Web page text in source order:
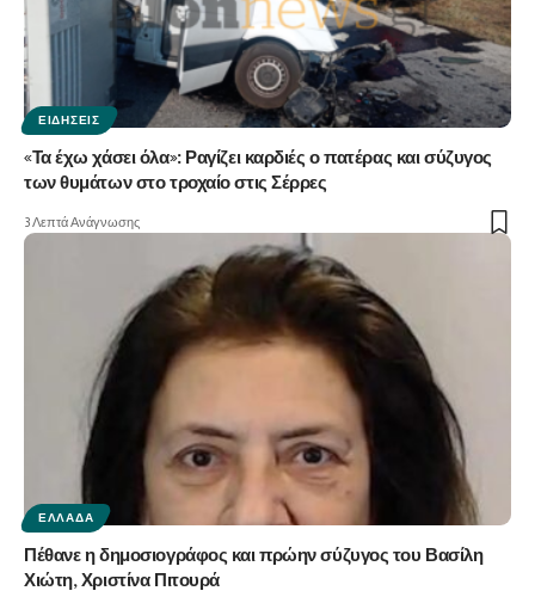
ΕΙΔΉΣΕΙΣ
«Τα έχω χάσει όλα»: Ραγίζει καρδιές ο πατέρας και σύζυγος
των θυμάτων στο τροχαίο στις Σέρρες
3 Λεπτά Ανάγνωσης
ΕΛΛΆΔΑ
Πέθανε η δημοσιογράφος και πρώην σύζυγος του Βασίλη
Χιώτη, Χριστίνα Πιτουρά